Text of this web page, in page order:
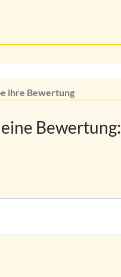
ihre Bewertung
Bewertung: